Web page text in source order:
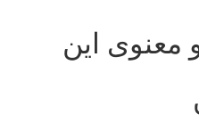
معنوی این